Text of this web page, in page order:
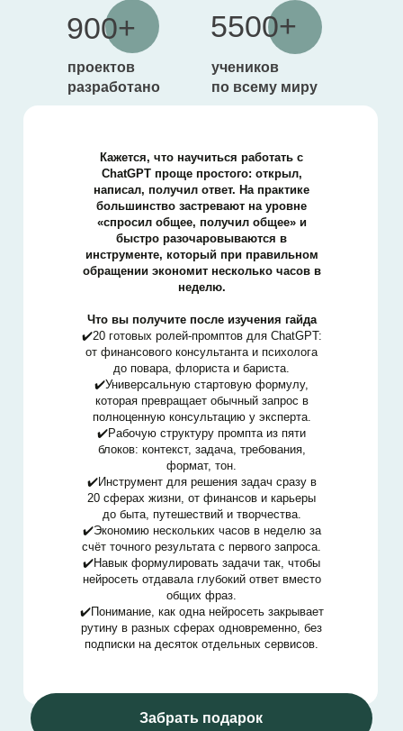
900+
проектов
разработано
5500+
учеников
по всему миру
Кажется, что научиться работать с
ChatGPT проще простого: открыл,
написал, получил ответ. На практике
большинство застревают на уровне
«спросил общее, получил общее» и
быстро разочаровываются в
инструменте, который при правильном
обращении экономит несколько часов в
неделю.
Что вы получите после изучения гайда
✔️20 готовых ролей-промптов для ChatGPT:
от финансового консультанта и психолога
до повара, флориста и бариста.
✔️Универсальную стартовую формулу,
которая превращает обычный запрос в
полноценную консультацию у эксперта.
✔️Рабочую структуру промпта из пяти
блоков: контекст, задача, требования,
формат, тон.
✔️Инструмент для решения задач сразу в
20 сферах жизни, от финансов и карьеры
до быта, путешествий и творчества.
✔️Экономию нескольких часов в неделю за
счёт точного результата с первого запроса.
✔️Навык формулировать задачи так, чтобы
нейросеть отдавала глубокий ответ вместо
общих фраз.
✔️Понимание, как одна нейросеть закрывает
рутину в разных сферах одновременно, без
подписки на десяток отдельных сервисов.
Забрать подарок